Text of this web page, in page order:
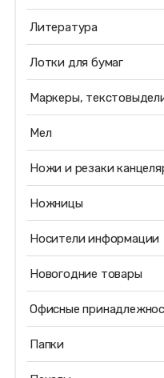
Литература
Лотки для бумаг
Маркеры,
Мел
Ножи и резаки
Ножницы
Носители информации
Новогодние товары
Офисные
Папки